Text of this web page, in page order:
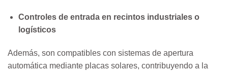
Controles de entrada en recintos industriales o
logísticos
Además, son compatibles con sistemas de apertura
automática mediante placas solares, contribuyendo a la